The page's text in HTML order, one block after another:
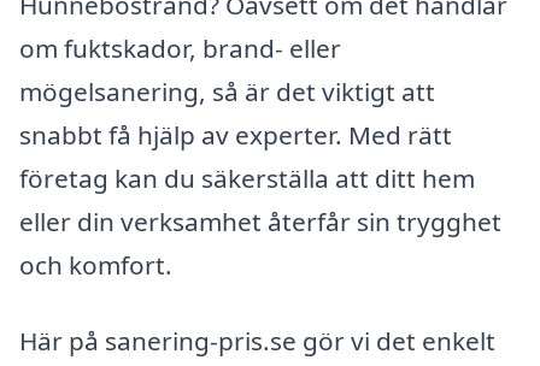
om fuktskador, brand- eller
mögelsanering, så är det viktigt att
snabbt få hjälp av experter. Med rätt
företag kan du säkerställa att ditt hem
eller din verksamhet återfår sin trygghet
och komfort.
Här på sanering-pris.se gör vi det enkelt